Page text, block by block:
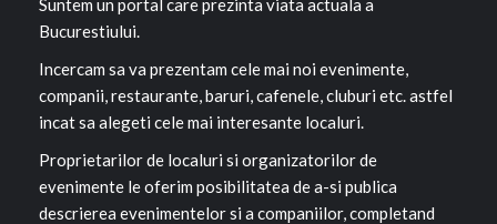
Suntem un portal care prezinta viata actuala a
Bucurestiului.
Incercam sa va prezentam cele mai noi evenimente,
companii, restaurante, baruri, cafenele, cluburi etc. astfel
incat sa alegeti cele mai interesante localuri.
Proprietarilor de localuri si organizatorilor de
evenimente le oferim posibilitatea de a-si publica
descrierea evenimentelor si a companiilor, completand